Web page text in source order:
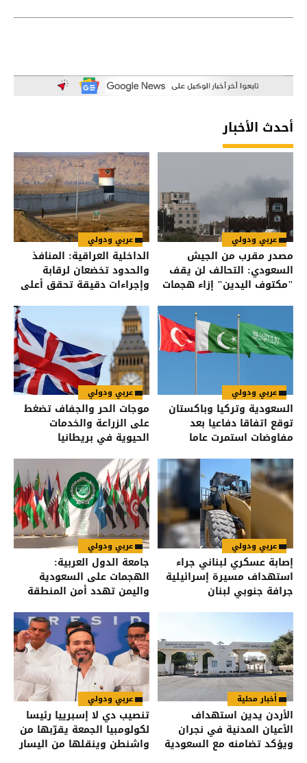
أحدث الأخبار
عربي ودولي
مصدر مقرب من الجيش
السعودي: التحالف لن يقف
"مكتوف اليدين" إزاء هجمات
عربي ودولي
الداخلية العراقية: المنافذ
والحدود تخضعان لرقابة
وإجراءات دقيقة تحقق أعلى
عربي ودولي
السعودية وتركيا وباكستان
توقع اتفاقا دفاعيا بعد
مفاوضات استمرت عاما
عربي ودولي
موجات الحر والجفاف تضغط
على الزراعة والخدمات
الحيوية في بريطانيا
عربي ودولي
إصابة عسكري لبناني جراء
استهداف مسيرة إسرائيلية
جرافة جنوبي لبنان
عربي ودولي
جامعة الدول العربية:
الهجمات على السعودية
واليمن تهدد أمن المنطقة
أخبار محلية
الأردن يدين استهداف
الأعيان المدنية في نجران
ويؤكد تضامنه مع السعودية
عربي ودولي
تنصيب دي لا إسبرييا رئيسا
لكولومبيا الجمعة يقرّبها من
واشنطن وينقلها من اليسار